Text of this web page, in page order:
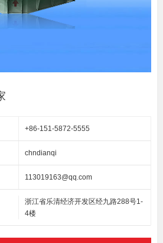
+86-151-5872-5555
chndianqi
113019163@qq.com
浙江省乐清经济开发区经九路288号1-
4楼